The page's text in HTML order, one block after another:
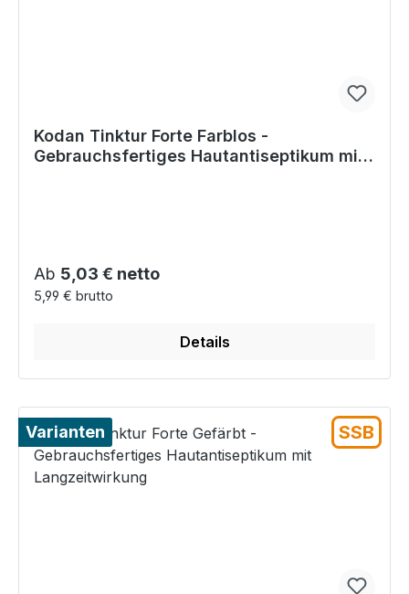
Kodan Tinktur Forte Farblos -
Gebrauchsfertiges Hautantiseptikum mit
Regulärer Preis:
Ab 5,03 € netto
5,99 € brutto
Details
Varianten SSB